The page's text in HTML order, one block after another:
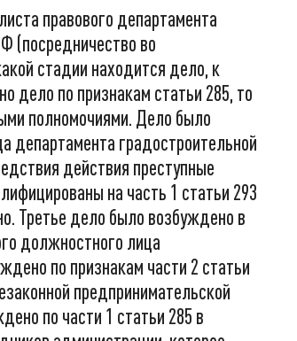
правового департамента
(посредничество во
стадии находится дело, к
по признакам статьи 285, то
полномочиями. Дело было
департамента градостроительной
действия преступные
на часть 1 статьи 293
Третье дело было возбуждено в
должностного лица
по признакам части 2 статьи
предпринимательской
по части 1 статьи 285 в